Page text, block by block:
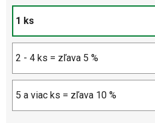
1 ks
2 - 4 ks = zľava 5 %
5 a viac ks = zľava 10 %